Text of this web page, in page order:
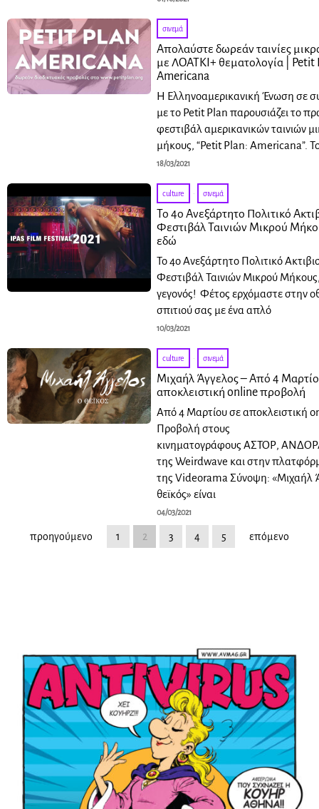
σινεμά
Απολαύστε δωρεάν ταινίες
με ΛΟΑΤΚΙ+ θεματολογία | Petit
Americana
Η Ελληνοαμερικανική Ένωση σε
με το Petit Plan παρουσιάζει το
φεστιβάλ αμερικανικών ταινιών
μήκους, “Petit Plan: Americana”.
18/03/2021
culture · σινεμά
Το 4ο Ανεξάρτητο Πολιτικό
Φεστιβάλ Ταινιών Μικρού
εδώ
Το 4ο Ανεξάρτητο Πολιτικό
Φεστιβάλ Ταινιών Μικρού Μήκους,
γεγονός! Φέτος ερχόμαστε στην
σπιτιού σας με ένα απλό
10/03/2021
culture · σινεμά
Μιχαήλ Άγγελος – Από 4
αποκλειστική online προβολή
Από 4 Μαρτίου σε αποκλειστική
Προβολή στους
κινηματογράφους ΑΣΤΟΡ,
της Weirdwave και στην
της Videorama Σύνοψη: «Μιχαήλ
θεϊκός» είναι
04/03/2021
προηγούμενο 1 2 3 4 5 επόμενο